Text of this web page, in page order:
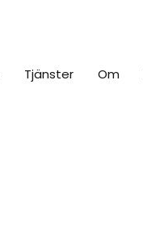
Tjänster Om